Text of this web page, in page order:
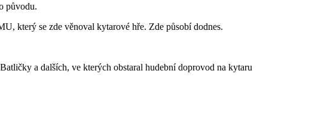
původu.
který se zde věnoval kytarové hře. Zde působí dodnes.
a dalších, ve kterých obstaral hudební doprovod na kytaru